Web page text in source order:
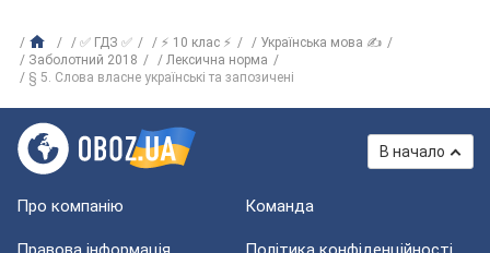
✅ ГДЗ ✅ ⚡ 10 клас ⚡
Українська мова ✍
Заболотний 2018
Лексична норма
§ 5. Слова власне українські та запозичені
В начало
Про компанію Команда